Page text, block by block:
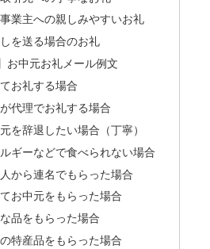
業主への親しみやすいお礼
を送る場合のお礼
お中元お礼メール例文
お礼する場合
代理でお礼する場合
を辞退したい場合（丁寧）
ギーなどで食べられない場合
から連名でもらった場合
お中元をもらった場合
品をもらった場合
特産品をもらった場合